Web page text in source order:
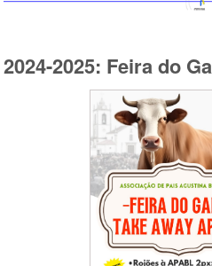
2024-2025: Feira do